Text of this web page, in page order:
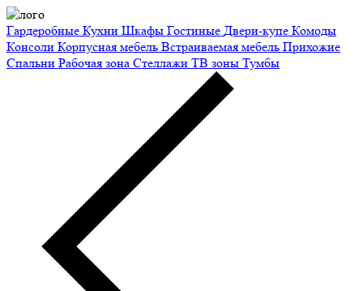
Гардеробные Кухни Шкафы Гостиные Двери-купе Комоды
Консоли Корпусная мебель Встраиваемая мебель Прихожие
Спальни Рабочая зона Стеллажи ТВ зоны Тумбы